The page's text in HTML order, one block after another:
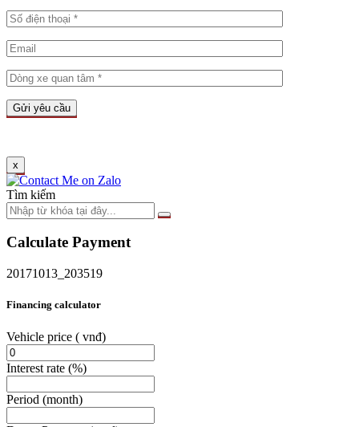
x
Tìm kiếm
Calculate Payment
20171013_203519
Financing calculator
Vehicle price ( vnđ)
Interest rate (%)
Period (month)